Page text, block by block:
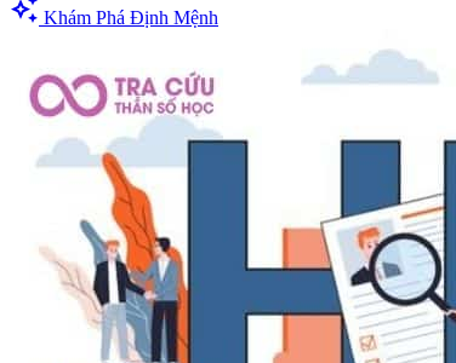
auto_awesome Khám Phá Định Mệnh